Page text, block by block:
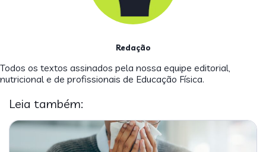
Redação
Todos os textos assinados pela nossa equipe editorial,
nutricional e de profissionais de Educação Física.
Leia também: